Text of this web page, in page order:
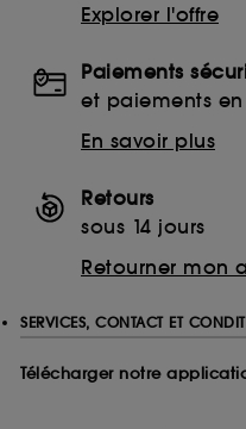
Explorer l'offre
Paiements
et paiements
En savoir plus
Retours
sous 14 jours
Retourner mon
SERVICES, CONTACT ET
Télécharger notre